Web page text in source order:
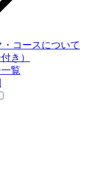
コースについて
き）
覧